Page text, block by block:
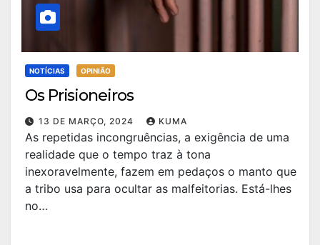
NOTÍCIAS OPINIÃO
Os Prisioneiros
13 DE MARÇO, 2024 KUMA
As repetidas incongruências, a exigência de uma
realidade que o tempo traz à tona
inexoravelmente, fazem em pedaços o manto que
a tribo usa para ocultar as malfeitorias. Está-lhes
no…